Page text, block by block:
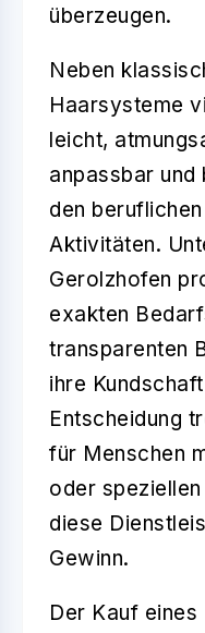
überzeugen.
Neben
Haarsysteme
leicht,
anpassbar
den
Aktivitäten.
Gerolzhofen
exakten
transparenten
ihre
Entscheidung
für Menschen
oder
diese
Gewinn.
Der Kauf